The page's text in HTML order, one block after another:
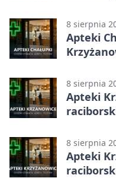
8 sierpnia
Apteki
8 sierpnia
Apteki
8 sierpnia
Apteki